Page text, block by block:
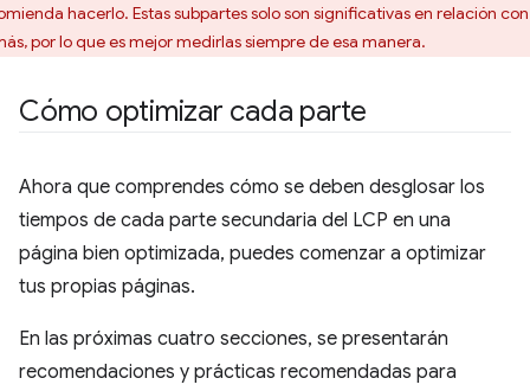
hacerlo. Estas subpartes solo son significativas en relación
por lo que es mejor medirlas siempre de esa manera.
Cómo optimizar cada parte
Ahora que comprendes cómo se deben desglosar los
tiempos de cada parte secundaria del LCP en una
página bien optimizada, puedes comenzar a optimizar
tus propias páginas.
En las próximas cuatro secciones, se presentarán
recomendaciones y prácticas recomendadas para